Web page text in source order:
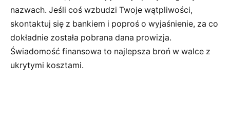
nazwach. Jeśli coś wzbudzi Twoje wątpliwości,
skontaktuj się z bankiem i poproś o wyjaśnienie, za co
dokładnie została pobrana dana prowizja.
Świadomość finansowa to najlepsza broń w walce z
ukrytymi kosztami.